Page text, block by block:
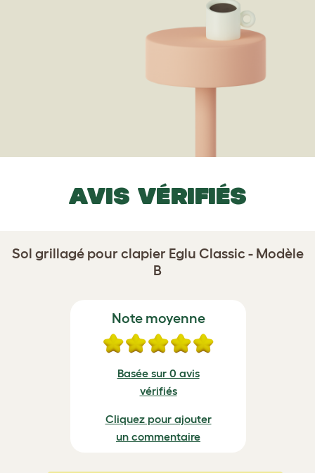
AVIS VÉRIFIÉS
Sol grillagé pour clapier Eglu Classic - Modèle
B
Note moyenne
Basée sur 0 avis
vérifiés
Cliquez pour ajouter
un commentaire